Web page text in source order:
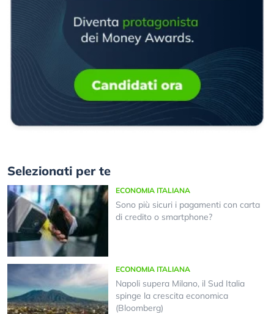
Selezionati per te
ECONOMIA ITALIANA
Sono più sicuri i pagamenti con carta
di credito o smartphone?
ECONOMIA ITALIANA
Napoli supera Milano, il Sud Italia
spinge la crescita economica
(Bloomberg)